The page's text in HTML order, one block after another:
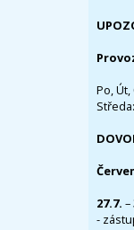
Po, Út,
Středa:
27.7. –
-